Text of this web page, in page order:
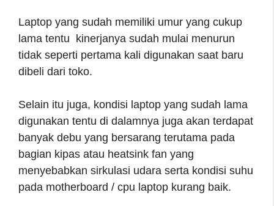
Laptop yang sudah memiliki umur yang cukup
lama tentu kinerjanya sudah mulai menurun
tidak seperti pertama kali digunakan saat baru
dibeli dari toko.
Selain itu juga, kondisi laptop yang sudah lama
digunakan tentu di dalamnya juga akan terdapat
banyak debu yang bersarang terutama pada
bagian kipas atau heatsink fan yang
menyebabkan sirkulasi udara serta kondisi suhu
pada motherboard / cpu laptop kurang baik.